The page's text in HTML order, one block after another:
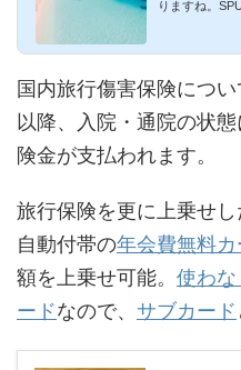
りますね。
国内旅行傷害保険につ
以降、入院・通院の状
険金が支払われます。
旅行保険を更に上乗せ
自動付帯の年会費無料カ
額を上乗せ可能。 使わな
ードなので、 サブカード